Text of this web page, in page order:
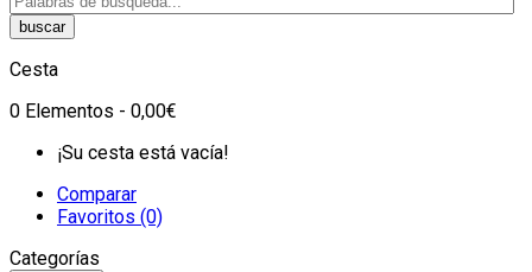
buscar
Cesta
0 Elementos - 0,00€
¡Su cesta está vacía!
Comparar
Favoritos (0)
Categorías